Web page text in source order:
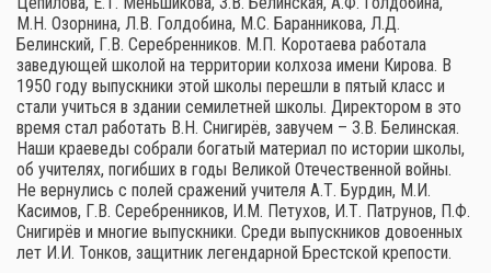
М.Н. Озорнина, Л.В. Голдобина, М.С. Баранникова, Л.Д.
Белинский, Г.В. Серебренников. М.П. Коротаева работала
заведующей школой на территории колхоза имени Кирова. В
1950 году выпускники этой школы перешли в пятый класс и
стали учиться в здании семилетней школы. Директором в это
время стал работать В.Н. Снигирёв, завучем – З.В. Белинская.
Наши краеведы собрали богатый материал по истории школы,
об учителях, погибших в годы Великой Отечественной войны.
Не вернулись с полей сражений учителя А.Т. Бурдин, М.И.
Касимов, Г.В. Серебренников, И.М. Петухов, И.Т. Патрунов, П.Ф.
Снигирёв и многие выпускники. Среди выпускников довоенных
лет И.И. Тонков, защитник легендарной Брестской крепости.